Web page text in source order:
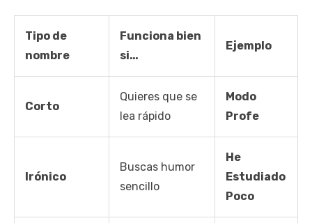
Tipo de
nombre
Funciona bien
si…
Ejemplo
Corto
Quieres que se
lea rápido
Modo
Profe
Irónico
Buscas humor
sencillo
He
Estudiado
Poco